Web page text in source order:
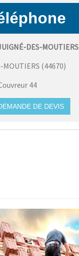
DES-MOUTIERS
MOUTIERS (44670)
44
DE DEVIS